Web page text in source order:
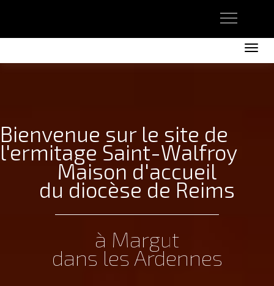
Activer/
Bienvenue sur le site de
l'ermitage Saint-Walfroy
Maison d'accueil
du diocèse de Reims
à Margut
dans les Ardennes